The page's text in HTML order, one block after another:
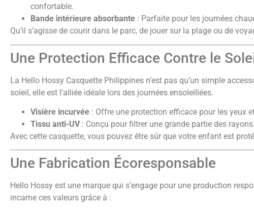
confortable.
Bande intérieure absorbante : Parfaite pour les journées
Qu’il s’agisse de courir dans le parc, de jouer sur la plage ou de
Une Protection Efficace Contre le
La Hello Hossy Casquette Philippines n’est pas qu’un simple
soleil, elle est l’alliée idéale lors des journées ensoleillées.
Visière incurvée : Offre une protection efficace pour les yeux
Tissu anti-UV: Conçu pour filtrer une grande partie des
Avec cette casquette, vous pouvez être sûr que votre enfant est
Une Fabrication Écoresponsable
Hello Hossy est une marque qui s’engage pour une production
incarne ces valeurs grâce à :